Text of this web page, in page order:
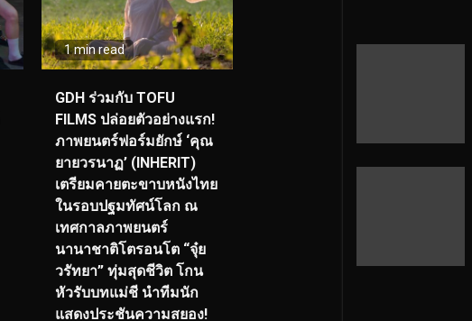
1 min read
GDH ร่วมกับ TOFU
FILMS ปล่อยตัวอย่างแรก!
ภาพยนตร์ฟอร์มยักษ์ ‘คุณ
ยายวรนาฏ’ (INHERIT)
เตรียมคายตะขาบหนังไทย
ในรอบปฐมทัศน์โลก ณ
เทศกาลภาพยนตร์
นานาชาติโตรอนโต “จุ๋ย
วรัทยา” ทุ่มสุดชีวิต โกน
หัวรับบทแม่ชี นำทีมนัก
แสดงประชันความสยอง!